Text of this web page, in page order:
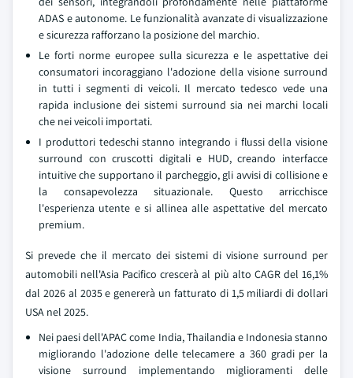
ADAS e autonome. Le funzionalità avanzate di visualizzazione
e sicurezza rafforzano la posizione del marchio.
Le forti norme europee sulla sicurezza e le aspettative dei
consumatori incoraggiano l'adozione della visione surround
in tutti i segmenti di veicoli. Il mercato tedesco vede una
rapida inclusione dei sistemi surround sia nei marchi locali
che nei veicoli importati.
I produttori tedeschi stanno integrando i flussi della visione
surround con cruscotti digitali e HUD, creando interfacce
intuitive che supportano il parcheggio, gli avvisi di collisione e
la consapevolezza situazionale. Questo arricchisce
l'esperienza utente e si allinea alle aspettative del mercato
premium.
Si prevede che il mercato dei sistemi di visione surround per
automobili nell'Asia Pacifico crescerà al più alto CAGR del 16,1%
dal 2026 al 2035 e genererà un fatturato di 1,5 miliardi di dollari
USA nel 2025.
Nei paesi dell'APAC come India, Thailandia e Indonesia stanno
migliorando l'adozione delle telecamere a 360 gradi per la
visione surround implementando miglioramenti delle